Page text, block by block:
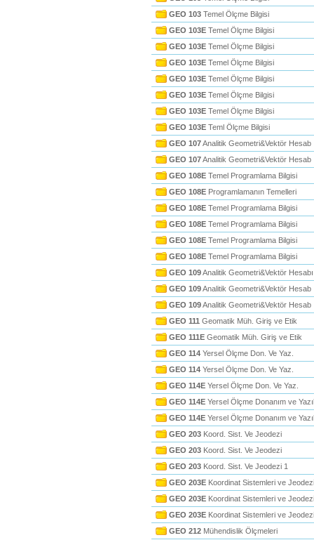
GEO 103 Temel Ölçme Bilgisi
GEO 103E Temel Ölçme Bilgisi
GEO 103E Temel Ölçme Bilgisi
GEO 103E Temel Ölçme Bilgisi
GEO 103E Temel Ölçme Bilgisi
GEO 103E Temel Ölçme Bilgisi
GEO 103E Temel Ölçme Bilgisi
GEO 103E Teml Ölçme Bilgisi
GEO 107Analitik Geometri&Vektör Hesab
GEO 107Analitik Geometri&Vektör Hesab
GEO 108E Temel Programlama Bilgisi
GEO 108E Programlamanın Temelleri
GEO 108E Temel Programlama Bilgisi
GEO 108E Temel Programlama Bilgisi
GEO 108E Temel Programlama Bilgisi
GEO 108E Temel Programlama Bilgisi
GEO 109Analitik Geometri&Vektör Hesabı
GEO 109Analitik Geometri&Vektör Hesab
GEO 109Analitik Geometri&Vektör Hesab
GEO 111 Geomatik Müh. Giriş ve Etik
GEO 111E Geomatik Müh. Giriş ve Etik
GEO 114 Yersel Ölçme Don. Ve Yaz.
GEO 114 Yersel Ölçme Don. Ve Yaz.
GEO 114E Yersel Ölçme Don. Ve Yaz.
GEO 114E Yersel Ölçme Donanım ve
GEO 114E Yersel Ölçme Donanım ve
GEO 203 Koord. Sist. Ve Jeodezi
GEO 203 Koord. Sist. Ve Jeodezi
GEO 203 Koord. Sist. Ve Jeodezi 1
GEO 203E Koordinat Sistemleri ve
GEO 203E Koordinat Sistemleri ve
GEO 203E Koordinat Sistemleri ve
GEO 212 Mühendislik Ölçmeleri